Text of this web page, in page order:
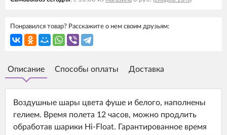
Понравился товар? Расскажите о нем своим друзьям:
Описание Способы оплаты Доставка
Воздушные шары цвета фуше и белого, наполнены
гелием. Время полета 12 часов, можно продлить
обработав шарики Hi-Float. Гарантированное время